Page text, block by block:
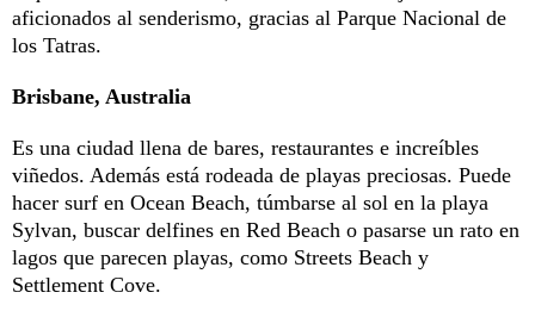
aficionados al senderismo, gracias al Parque Nacional de
los Tatras.
Brisbane, Australia
Es una ciudad llena de bares, restaurantes e increíbles
viñedos. Además está rodeada de playas preciosas. Puede
hacer surf en Ocean Beach, túmbarse al sol en la playa
Sylvan, buscar delfines en Red Beach o pasarse un rato en
lagos que parecen playas, como Streets Beach y
Settlement Cove.